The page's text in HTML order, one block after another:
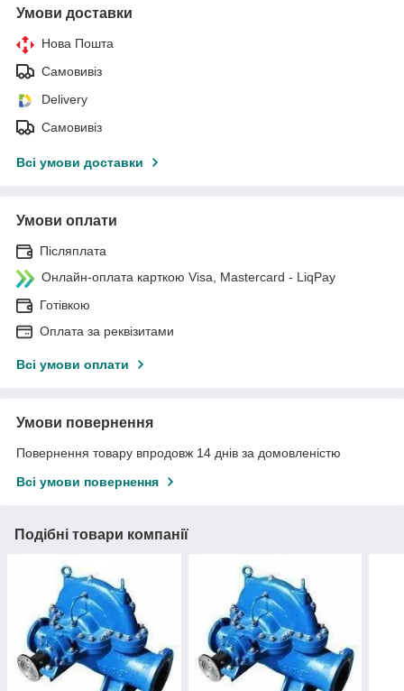
Умови доставки
Нова Пошта
Самовивіз
Delivery
Самовивіз
Всі умови доставки
Умови оплати
Післяплата
Онлайн-оплата карткою Visa, Mastercard - LiqPay
Готівкою
Оплата за реквізитами
Всі умови оплати
Умови повернення
Повернення товару впродовж 14 днів за домовленістю
Всі умови повернення
Подібні товари компанії